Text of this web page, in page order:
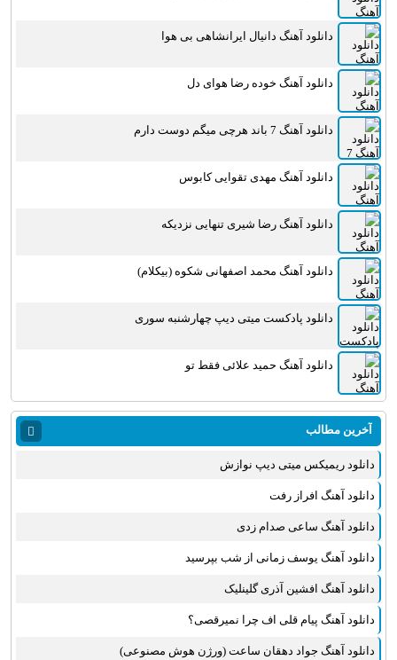
دانلود آهنگ دانیال ایرانشاهی بی هوا
دانلود آهنگ خوده رضا هوای دل
دانلود آهنگ 7 باند هرچی میگم دوست دارم
دانلود آهنگ مهدی تقوایی کابوس
دانلود آهنگ رضا شیری تنهایی نزدیکه
دانلود آهنگ محمد اصفهانی شکوه (بیکلام)
دانلود پادکست میتی دیپ چهارشنبه سوری
دانلود آهنگ حمید علائی فقط تو
آخرین مطالب
دانلود ریمیکس میتی دیپ نوازش
دانلود آهنگ افراز رفت
دانلود آهنگ ساعی صدام زدی
دانلود آهنگ یوسف زمانی از شب بپرسید
دانلود آهنگ افشین آذری گلینلیک
دانلود آهنگ پیام قلی اف چرا نمیرقصی؟
دانلود آهنگ جواد دهقان ساعت (ورژن هوش مصنوعی)